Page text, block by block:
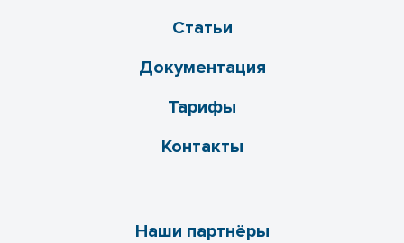
Статьи
Документация
Тарифы
Контакты
Наши партнёры